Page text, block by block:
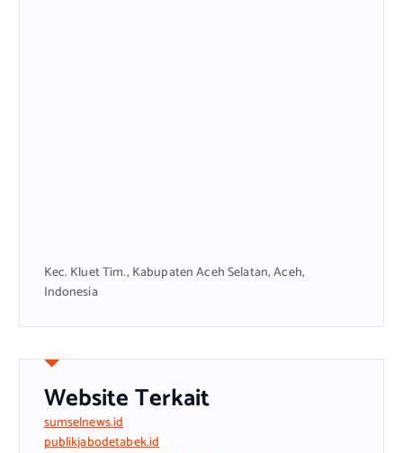
Kec. Kluet Tim., Kabupaten Aceh Selatan, Aceh,
Indonesia
Website Terkait
sumselnews.id
publikjabodetabek.id